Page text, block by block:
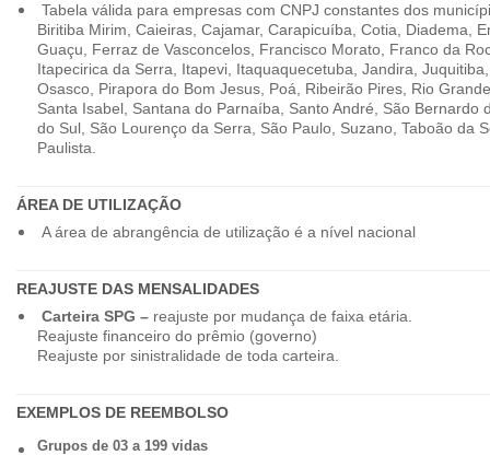
Tabela válida para empresas com CNPJ constantes dos
Biritiba Mirim, Caieiras, Cajamar, Carapicuíba, Cotia, Diadema,
Guaçu, Ferraz de Vasconcelos, Francisco Morato, Franco da
Itapecirica da Serra, Itapevi, Itaquaquecetuba, Jandira,
Osasco, Pirapora do Bom Jesus, Poá, Ribeirão Pires, Rio
Santa Isabel, Santana do Parnaíba, Santo André, São Bernardo
do Sul, São Lourenço da Serra, São Paulo, Suzano, Taboão da
Paulista.
ÁREA DE UTILIZAÇÃO
A área de abrangência de utilização é a nível nacional
REAJUSTE DAS MENSALIDADES
Carteira SPG –reajuste por mudança de faixa etária.
Reajuste financeiro do prêmio (governo)
Reajuste por sinistralidade de toda carteira.
EXEMPLOS DE REEMBOLSO
Grupos de 03 a 199 vidas